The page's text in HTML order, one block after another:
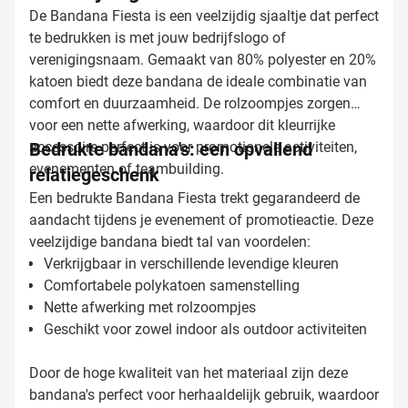
De Bandana Fiesta is een veelzijdig sjaaltje dat perfect
te bedrukken is met jouw bedrijfslogo of
verenigingsnaam. Gemaakt van 80% polyester en 20%
katoen biedt deze bandana de ideale combinatie van
comfort en duurzaamheid. De rolzoompjes zorgen
voor een nette afwerking, waardoor dit kleurrijke
accessoire perfect is voor promotionele activiteiten,
evenementen of teambuilding.
Bedrukte bandana's: een opvallend
relatiegeschenk
Een bedrukte Bandana Fiesta trekt gegarandeerd de
aandacht tijdens je evenement of promotieactie. Deze
veelzijdige bandana biedt tal van voordelen:
Verkrijgbaar in verschillende levendige kleuren
Comfortabele polykatoen samenstelling
Nette afwerking met rolzoompjes
Geschikt voor zowel indoor als outdoor activiteiten
Door de hoge kwaliteit van het materiaal zijn deze
bandana's perfect voor herhaaldelijk gebruik, waardoor